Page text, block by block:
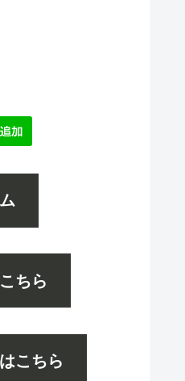
ちら
こちら